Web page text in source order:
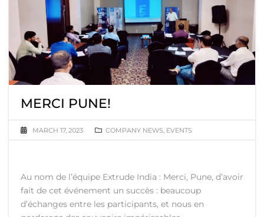
MERCI PUNE!
MARCH 17, 2023 COMPANY NEWS, EVENTS
Au nom de l’équipe Extrude India : Merci, Pune, d’avoir
fait de cet événement un succès : beaucoup
d’échanges entre les participants, et nous en